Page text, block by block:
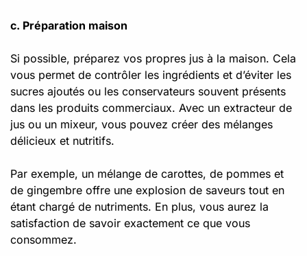
c. Préparation maison
Si possible, préparez vos propres jus à la maison. Cela
vous permet de contrôler les ingrédients et d’éviter les
sucres ajoutés ou les conservateurs souvent présents
dans les produits commerciaux. Avec un extracteur de
jus ou un mixeur, vous pouvez créer des mélanges
délicieux et nutritifs.
Par exemple, un mélange de carottes, de pommes et
de gingembre offre une explosion de saveurs tout en
étant chargé de nutriments. En plus, vous aurez la
satisfaction de savoir exactement ce que vous
consommez.